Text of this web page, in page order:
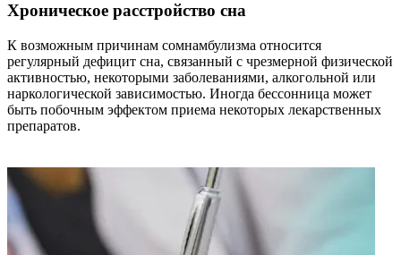
Хроническое расстройство сна
К возможным причинам сомнамбулизма относится
регулярный дефицит сна, связанный с чрезмерной физической
активностью, некоторыми заболеваниями, алкогольной или
наркологической зависимостью. Иногда бессонница может
быть побочным эффектом приема некоторых лекарственных
препаратов.